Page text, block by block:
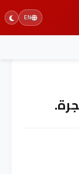
EN